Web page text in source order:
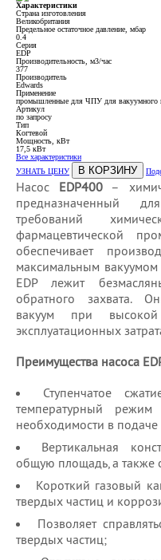
Характеристики
Страна изготовления
Великобритания
Предельное остаточное давление, мбар
0.4
Серия
EDP
Производительность, м3/час
377
Производитель
Edwards
Применение
промышленные для ЧПУ для вакуумного
Артикул
по запросу
Тип
Когтевой
Мощность, кВт
17,5 кВт
Все характеристики
УЗНАТЬ ЦЕНУ
В КОРЗИНУ
Насос EDP400–
предназначенный
требований
фармацевтической
обеспечивает
максимальным
EDP лежит
обратного захвата.
вакуум при
эксплуатационных
Преимущества насоса
Ступенчатое
температурный режим
необходимости в
Вертикальная
общую площадь, а также
Короткий газовый
твердых частиц и
Позволяет
твердых частиц;